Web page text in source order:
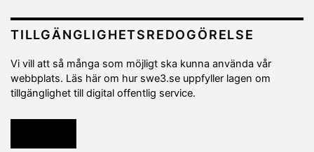
TILLGÄNGLIGHETSREDOGÖRELSE
Vi vill att så många som möjligt ska kunna använda vår
webbplats. Läs här om hur swe3.se uppfyller lagen om
tillgänglighet till digital offentlig service.